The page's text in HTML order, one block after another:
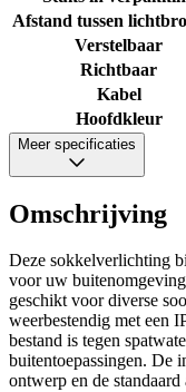
Afstand tussen
Verstelbaar
Richtbaar
Kabel
Hoofdkleur
Meer specificaties
Omschrijving
Deze sokkelverlichting
voor uw
geschikt voor diverse
weerbestendig met een
bestand is tegen
buitentoepassingen. De
ontwerp en de